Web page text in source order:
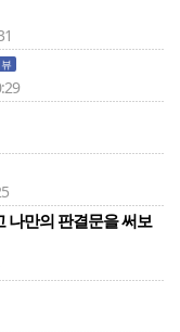
나만의 판결문을 써보